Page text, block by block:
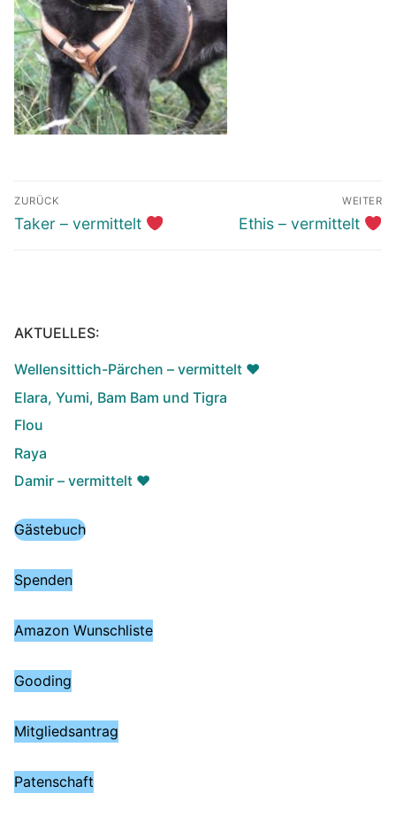
Beitragsnavigation
ZURÜCK
Vorheriger
Taker – vermittelt
WEITER
Nächster
Ethis – vermittelt
AKTUELLES:
Wellensittich-Pärchen – vermittelt ♥️
Elara, Yumi, Bam Bam und Tigra
Flou
Raya
Damir – vermittelt ♥️
Gästebuch
Spenden
Amazon Wunschliste
Gooding
Mitgliedsantrag
Patenschaft